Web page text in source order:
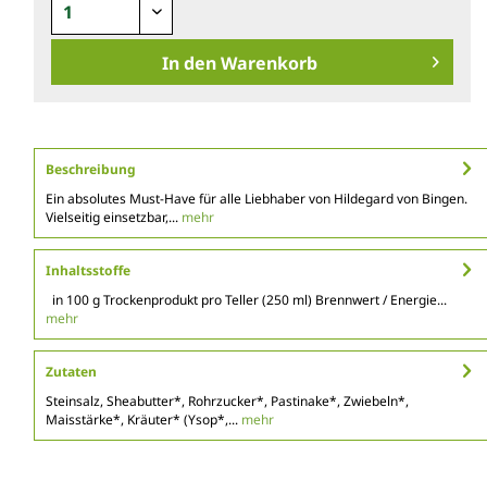
In den Warenkorb
Beschreibung
Ein absolutes Must-Have für alle Liebhaber von Hildegard von Bingen.
Vielseitig einsetzbar,... mehr
Inhaltsstoffe
in 100 g Trockenprodukt pro Teller (250 ml) Brennwert / Energie...
mehr
Zutaten
Steinsalz, Sheabutter*, Rohrzucker*, Pastinake*, Zwiebeln*,
Maisstärke*, Kräuter* (Ysop*,... mehr